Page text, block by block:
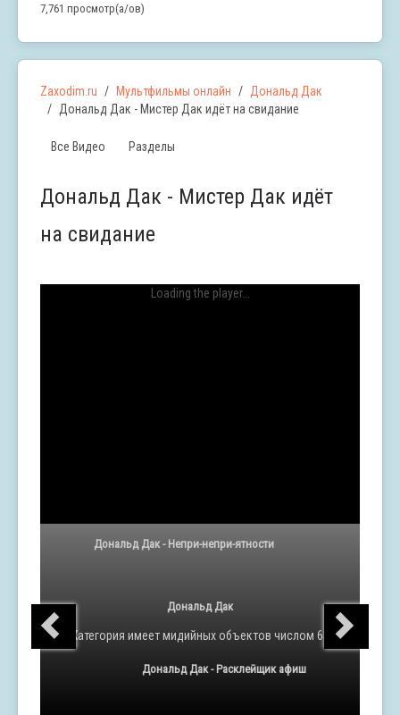
7,761 просмотр(а/ов)
Zaxodim.ru Мультфильмы онлайн
Дональд Дак
Дональд Дак - Мистер Дак идёт на свидание
Все Видео Разделы
Дональд Дак - Мистер Дак идёт
на свидание
Loading the player...
Дональд Дак - Непри-непри-ятности
Дональд Дак
Категория имеет мидийных объектов числом 65
Дональд Дак - Расклейщик афиш